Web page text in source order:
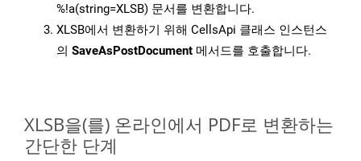
%!a(string=XLSB) 문서를 변환합니다.
XLSB에서 변환하기 위해 CellsApi 클래스 인스턴스
의 SaveAsPostDocument 메서드를 호출합니다.
XLSB을(를) 온라인에서 PDF로 변환하는
간단한 단계